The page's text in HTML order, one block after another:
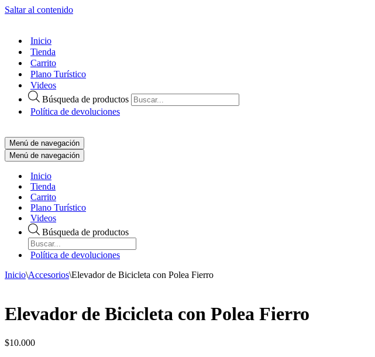
Saltar al contenido
Inicio
Tienda
Carrito
Plano Turístico
Videos
Búsqueda de productos
Política de devoluciones
Menú de navegación
Menú de navegación
Inicio
Tienda
Carrito
Plano Turístico
Videos
Búsqueda de productos
Política de devoluciones
Inicio\Accesorios\Elevador de Bicicleta con Polea Fierro
Elevador de Bicicleta con Polea Fierro
$10.000